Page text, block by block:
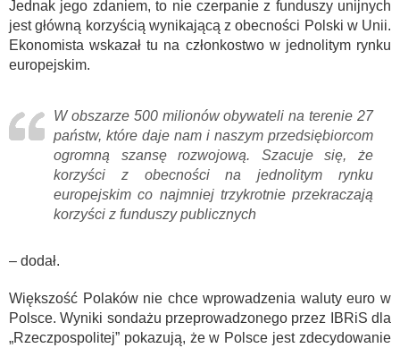
Jednak jego zdaniem, to nie czerpanie z funduszy unijnych
jest główną korzyścią wynikającą z obecności Polski w Unii.
Ekonomista wskazał tu na członkostwo w jednolitym rynku
europejskim.
W obszarze 500 milionów obywateli na terenie 27
państw, które daje nam i naszym przedsiębiorcom
ogromną szansę rozwojową. Szacuje się, że
korzyści z obecności na jednolitym rynku
europejskim co najmniej trzykrotnie przekraczają
korzyści z funduszy publicznych
– dodał.
Większość Polaków nie chce wprowadzenia waluty euro w
Polsce. Wyniki sondażu przeprowadzonego przez IBRiS dla
„Rzeczpospolitej” pokazują, że w Polsce jest zdecydowanie